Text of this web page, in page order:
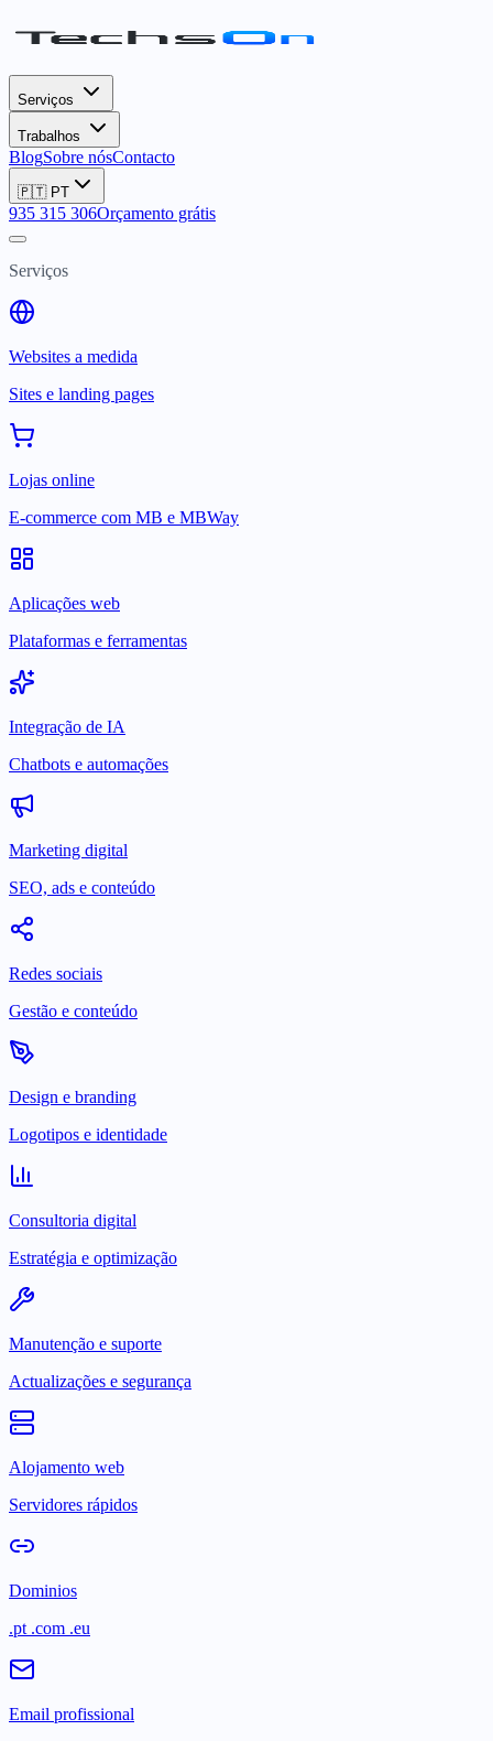
Serviços
Trabalhos
BlogSobre nósContacto
🇵🇹 PT
935 315 306Orçamento grátis
Serviços
Websites a medida
Sites e landing pages
Lojas online
E-commerce com MB e MBWay
Aplicações web
Plataformas e ferramentas
Integração de IA
Chatbots e automações
Marketing digital
SEO, ads e conteúdo
Redes sociais
Gestão e conteúdo
Design e branding
Logotipos e identidade
Consultoria digital
Estratégia e optimização
Manutenção e suporte
Actualizações e segurança
Alojamento web
Servidores rápidos
Dominios
.pt .com .eu
Email profissional